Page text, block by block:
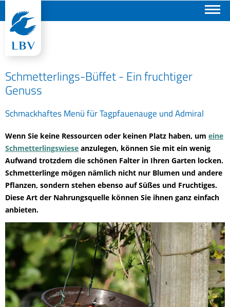
Schmetterlings-Büffet - Ein fruchtiger
Genuss
Schmackhaftes Menü für Tagpfauenauge und Admiral
Wenn Sie keine Ressourcen oder keinen Platz haben, um eine
Schmetterlingswiese anzulegen, können Sie mit ein wenig
Aufwand trotzdem die schönen Falter in Ihren Garten locken.
Schmetterlinge mögen nämlich nicht nur Blumen und andere
Pflanzen, sondern stehen ebenso auf Süßes und Fruchtiges.
Diese Art der Nahrungsquelle können Sie ihnen ganz einfach
anbieten.